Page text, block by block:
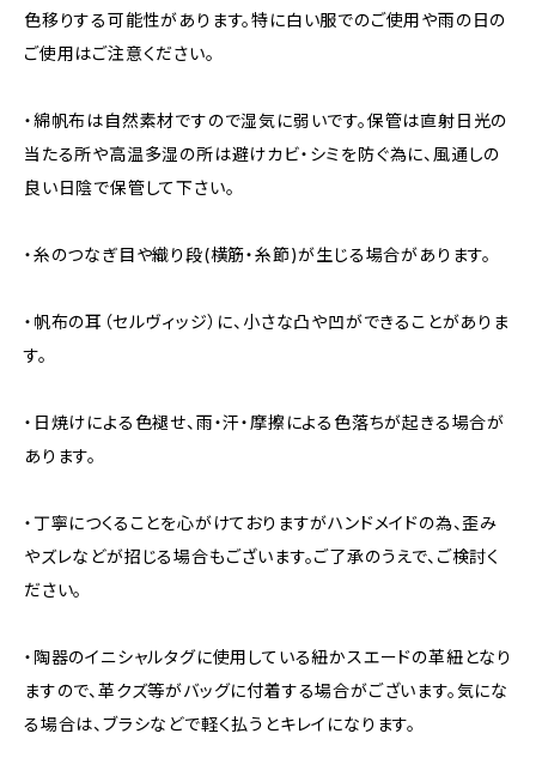
色移りする可能性があります。特に白い服でのご使用や雨の日の
ご使用はご注意ください。
・綿帆布は自然素材ですので湿気に弱いです。保管は直射日光の
当たる所や高温多湿の所は避けカビ・シミを防ぐ為に、風通しの
良い日陰で保管して下さい。
・糸のつなぎ目や織り段(横筋・糸節)が生じる場合があります。
・帆布の耳（セルヴィッジ）に、小さな凸や凹ができることがありま
す。
・日焼けによる色褪せ、雨・汗・摩擦による色落ちが起きる場合が
あります。
・丁寧につくることを心がけておりますがハンドメイドの為、歪み
やズレなどが招じる場合もございます。ご了承のうえで、ご検討く
ださい。
・陶器のイニシャルタグに使用している紐かスエードの革紐となり
ますので、革クズ等がバッグに付着する場合がございます。気にな
る場合は、ブラシなどで軽く払うとキレイになります。